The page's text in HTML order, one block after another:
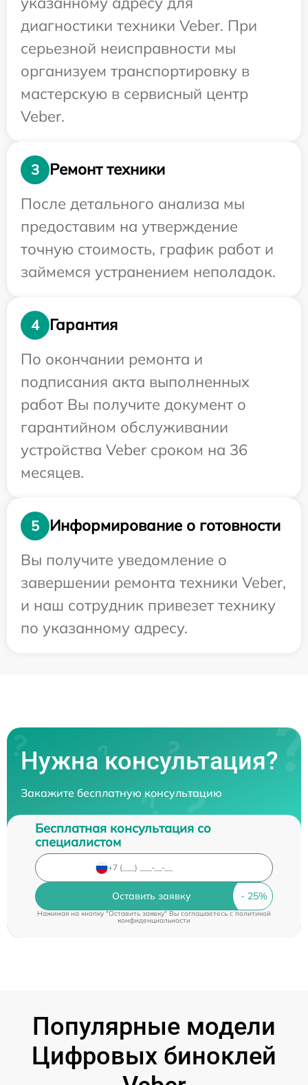
диагностики техники Veber. При
серьезной неисправности мы
организуем транспортировку в
мастерскую в сервисный центр
Veber.
3
Ремонт техники
После детального анализа мы
предоставим на утверждение
точную стоимость, график работ и
займемся устранением неполадок.
4
Гарантия
По окончании ремонта и
подписания акта выполненных
работ Вы получите документ о
гарантийном обслуживании
устройства Veber сроком на 36
месяцев.
5
Информирование о готовности
Вы получите уведомление о
завершении ремонта техники Veber,
и наш сотрудник привезет технику
по указанному адресу.
Нужна консультация?
Закажите бесплатную консультацию
Бесплатная консультация со
специалистом
Оставить заявку
Нажимая на кнопку "Оставить заявку" Вы соглашаетесь cполитикой
конфиденциальности
Популярные модели
Цифровых биноклей